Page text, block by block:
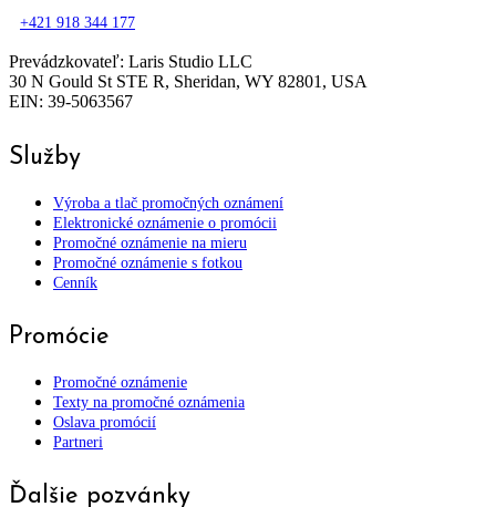
+421 918 344 177
Prevádzkovateľ: Laris Studio LLC
30 N Gould St STE R, Sheridan, WY 82801, USA
EIN: 39-5063567
Služby
Výroba a tlač promočných oznámení
Elektronické oznámenie o promócii
Promočné oznámenie na mieru
Promočné oznámenie s fotkou
Cenník
Promócie
Promočné oznámenie
Texty na promočné oznámenia
Oslava promócií
Partneri
Ďalšie pozvánky